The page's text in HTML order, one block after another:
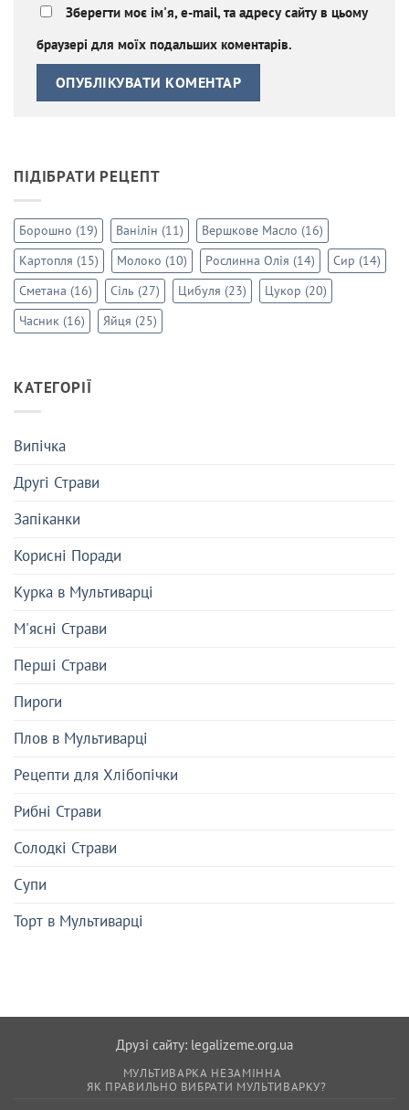
Зберегти моє ім'я, e-mail, та адресу сайту в цьому
браузері для моїх подальших коментарів.
ПІДІБРАТИ РЕЦЕПТ
Борошно (19) Ванілін (11) Вершкове Масло (16)
Картопля (15) Молоко (10) Рослинна Олія (14) Сир (14)
Сметана (16) Сіль (27) Цибуля (23) Цукор (20)
Часник (16) Яйця (25)
КАТЕГОРІЇ
Випічка
Другі Страви
Запіканки
Корисні Поради
Курка в Мультиварці
М'ясні Страви
Перші Страви
Пироги
Плов в Мультиварці
Рецепти для Хлібопічки
Рибні Страви
Солодкі Страви
Супи
Торт в Мультиварці
Друзі сайту: legalizeme.org.ua
МУЛЬТИВАРКА НЕЗАМІННА
ЯК ПРАВИЛЬНО ВИБРАТИ МУЛЬТИВАРКУ?